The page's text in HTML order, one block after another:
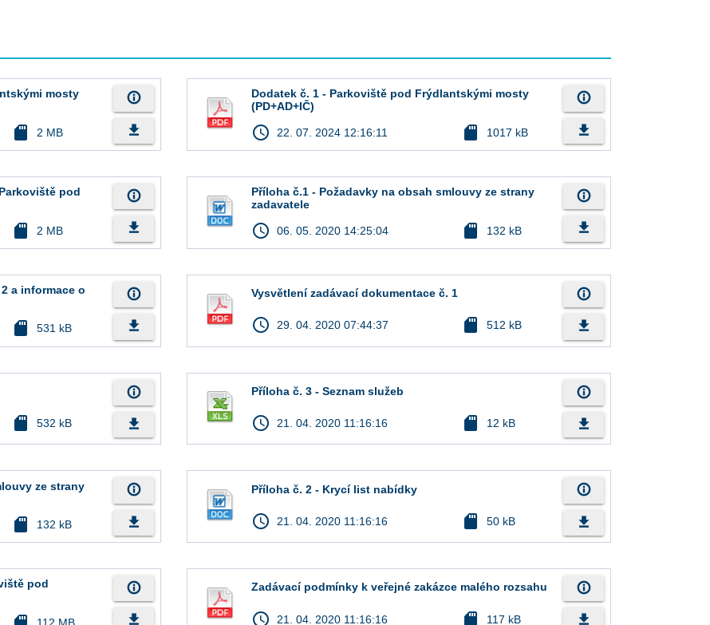
mosty
sd_card 2 MB
info_outline
file_download
Dodatek č. 1 - Parkoviště pod Frýdlantskými mosty
(PD+AD+IČ)
access_time 22. 07. 2024 12:16:11 sd_card 1017 kB
info_outline
file_download
pod
sd_card 2 MB
info_outline
file_download
Příloha č.1 - Požadavky na obsah smlouvy ze strany
zadavatele
access_time 06. 05. 2020 14:25:04 sd_card 132 kB
info_outline
file_download
a informace o
sd_card 531 kB
info_outline
file_download
Vysvětlení zadávací dokumentace č. 1
access_time 29. 04. 2020 07:44:37 sd_card 512 kB
info_outline
file_download
sd_card 532 kB
info_outline
file_download
Příloha č. 3 - Seznam služeb
access_time 21. 04. 2020 11:16:16 sd_card 12 kB
info_outline
file_download
ze strany
sd_card 132 kB
info_outline
file_download
Příloha č. 2 - Krycí list nabídky
access_time 21. 04. 2020 11:16:16 sd_card 50 kB
info_outline
file_download
pod
112 MB
info_outline
file_download
Zadávací podmínky k veřejné zakázce malého rozsahu
access_time 21. 04. 2020 11:16:16 sd_card 117 kB
info_outline
file_download